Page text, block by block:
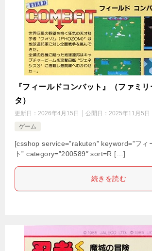
『フィールドコンバット』（ファミ
タ）
更新日： 2026年4月15日 公開日： 2025年11月5日
ゲーム
[csshop service=”rakuten” keyword=”フィ
ト” category=”200589″ sort=R […]
続きを読む